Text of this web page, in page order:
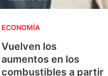
ECONOMÍA
Vuelven los
aumentos en los
combustibles a partir